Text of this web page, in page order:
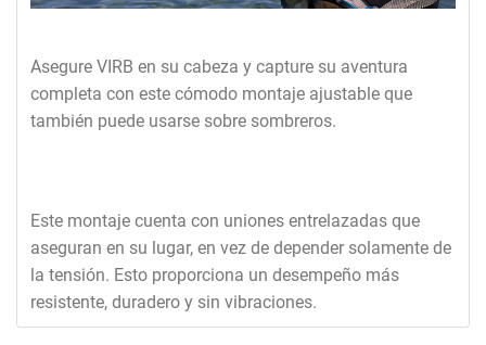
Asegure VIRB en su cabeza y capture su aventura
completa con este cómodo montaje ajustable que
también puede usarse sobre sombreros.
Este montaje cuenta con uniones entrelazadas que
aseguran en su lugar, en vez de depender solamente de
la tensión. Esto proporciona un desempeño más
resistente, duradero y sin vibraciones.